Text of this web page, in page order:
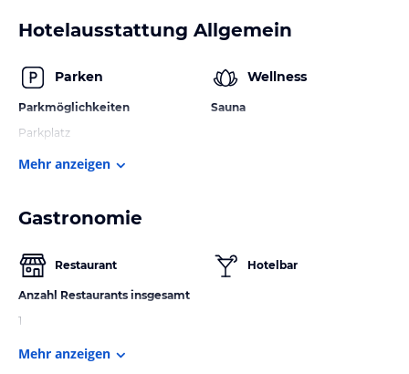
Hotelausstattung Allgemein
Parken
Parkmöglichkeiten
Parkplatz
Wellness
Sauna
Mehr anzeigen
Gastronomie
Restaurant
Anzahl Restaurants insgesamt
1
Hotelbar
Mehr anzeigen